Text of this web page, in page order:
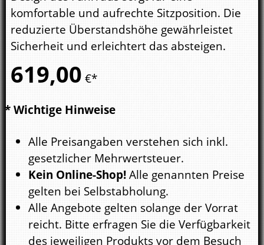
komfortable und aufrechte Sitzposition. Die
reduzierte Überstandshöhe gewährleistet
Sicherheit und erleichtert das absteigen.
619,00 €*
* Wichtige Hinweise
Alle Preisangaben verstehen sich inkl.
gesetzlicher Mehrwertsteuer.
Kein Online-Shop!Alle genannten Preise
gelten bei Selbstabholung.
Alle Angebote gelten solange der Vorrat
reicht. Bitte erfragen Sie die Verfügbarkeit
des jeweiligen Produkts vor dem Besuch